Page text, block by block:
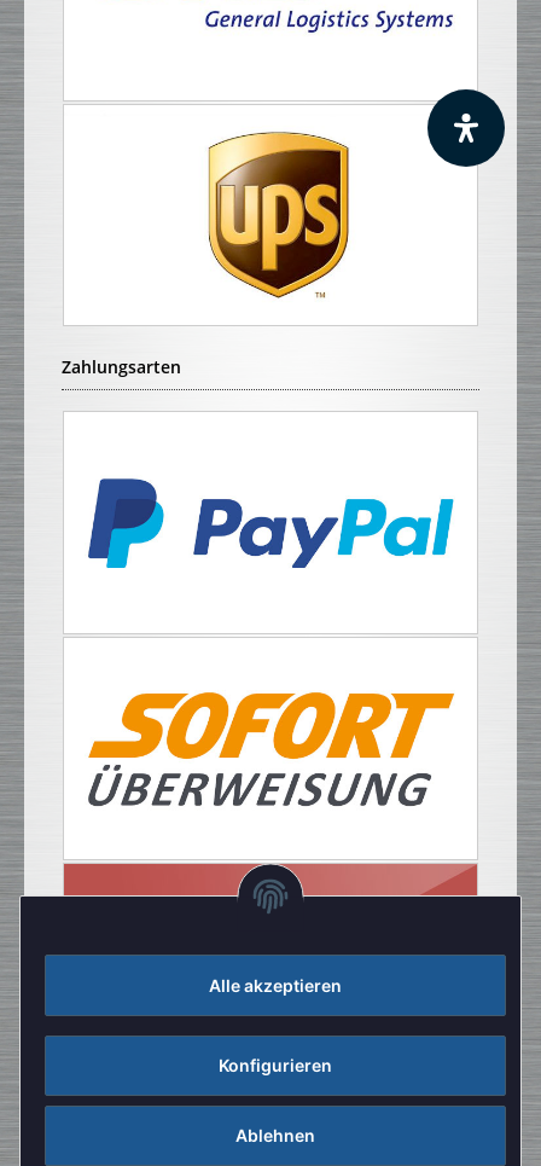
Alle akzeptieren
Konfigurieren
Ablehnen
Zahlungsarten